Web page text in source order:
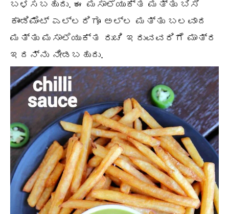
ಬಳಸಬಹುದು. ಈ ಮಸಾಲೆಯುಕ್ತ ಮತ್ತು ಬಿಸಿ
ಕಾಂಡಿಮೆಂಟ್ ಎಲ್ಲರಿಗೂ ಅಲ್ಲ ಮತ್ತು ಬಲವಾದ
ಮತ್ತು ಮಸಾಲೆಯುಕ್ತ ರುಚಿ ಇರುವವರಿಗೆ ಮಾತ್ರ
ಇದನ್ನು ನೀಡಬಹುದು.